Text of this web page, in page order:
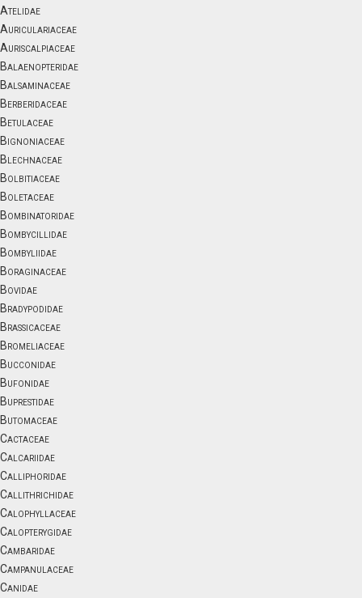
Atelidae
Auriculariaceae
Auriscalpiaceae
Balaenopteridae
Balsaminaceae
Berberidaceae
Betulaceae
Bignoniaceae
Blechnaceae
Bolbitiaceae
Boletaceae
Bombinatoridae
Bombycillidae
Bombyliidae
Boraginaceae
Bovidae
Bradypodidae
Brassicaceae
Bromeliaceae
Bucconidae
Bufonidae
Buprestidae
Butomaceae
Cactaceae
Calcariidae
Calliphoridae
Callithrichidae
Calophyllaceae
Calopterygidae
Cambaridae
Campanulaceae
Canidae